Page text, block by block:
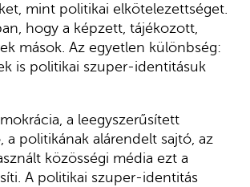
mint politikai elkötelezettséget.
hogy a képzett, tájékozott,
mások. Az egyetlen különbség:
is politikai szuper-identitásuk
a leegyszerűsített
a politikának alárendelt sajtó, az
közösségi média ezt a
A politikai szuper-identitás